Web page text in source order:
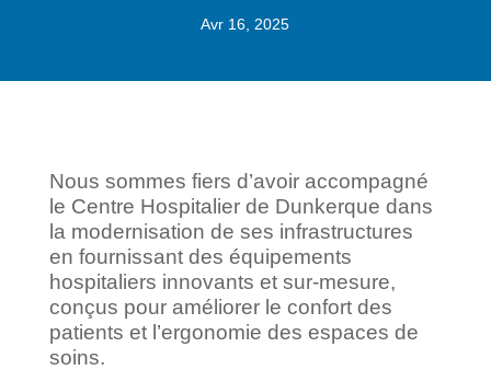
Avr 16, 2025
Nous sommes fiers d’avoir accompagné
le Centre Hospitalier de Dunkerque dans
la modernisation de ses infrastructures
en fournissant des équipements
hospitaliers innovants et sur-mesure,
conçus pour améliorer le confort des
patients et l’ergonomie des espaces de
soins.